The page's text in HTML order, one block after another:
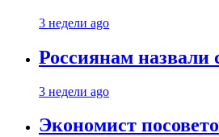
3 недели ago
Россиянам назвали
3 недели ago
Экономист